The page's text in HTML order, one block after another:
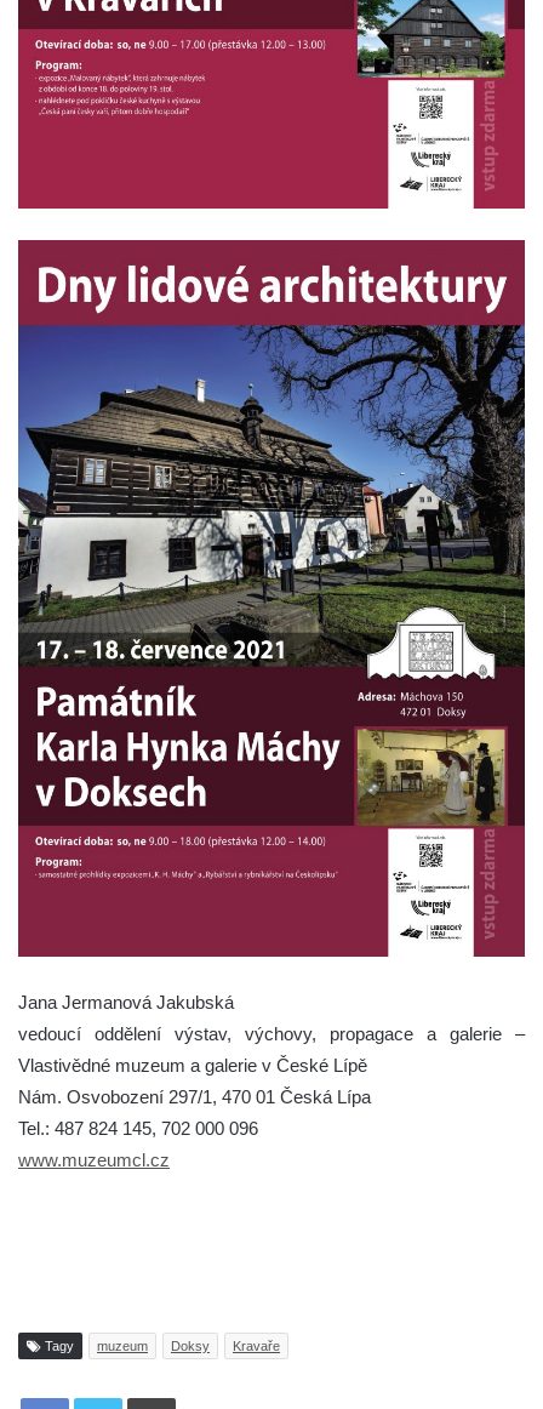
Jana Jermanová Jakubská
vedoucí oddělení výstav, výchovy, propagace a galerie –
Vlastivědné muzeum a galerie v České Lípě
Nám. Osvobození 297/1, 470 01 Česká Lípa
Tel.: 487 824 145, 702 000 096
www.muzeumcl.cz
Tagy muzeum Doksy Kravaře
Tisknout